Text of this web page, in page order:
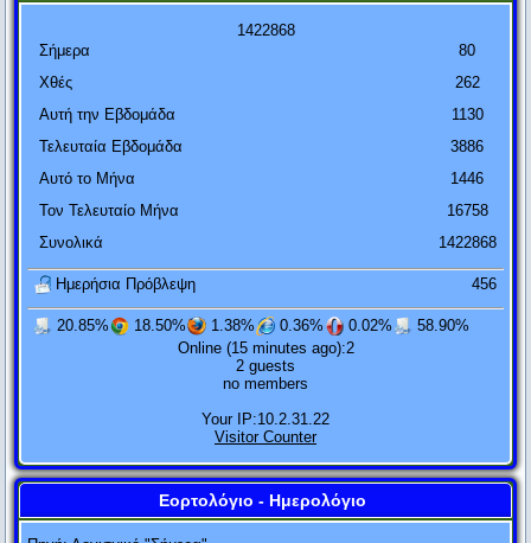
1422868
Σήμερα
Χθές
Αυτή την Εβδομάδα
Τελευταία Εβδομάδα
Αυτό το Μήνα
Τον Τελευταίο Μήνα
Συνολικά
80
262
1130
3886
1446
16758
1422868
Ημερήσια Πρόβλεψη 456
20.85% 18.50% 1.38% 0.36% 0.02%
58.90%
Online (15 minutes ago):2
2 guests
no members
Your IP:10.2.31.22
Visitor Counter
Εορτολόγιο - Ημερολόγιο
Αν η θεωρία της σχετικότητας αποδειχτεί πετυχημένη, οι